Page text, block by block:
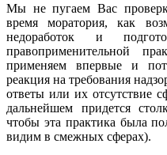
Мы не пугаем Вас
время моратория, как
недоработок и
правоприменительной
применяем впервые и
реакция на требования
ответы или их отсутствие
дальнейшем придется
чтобы эта практика была
видим в смежных сферах).